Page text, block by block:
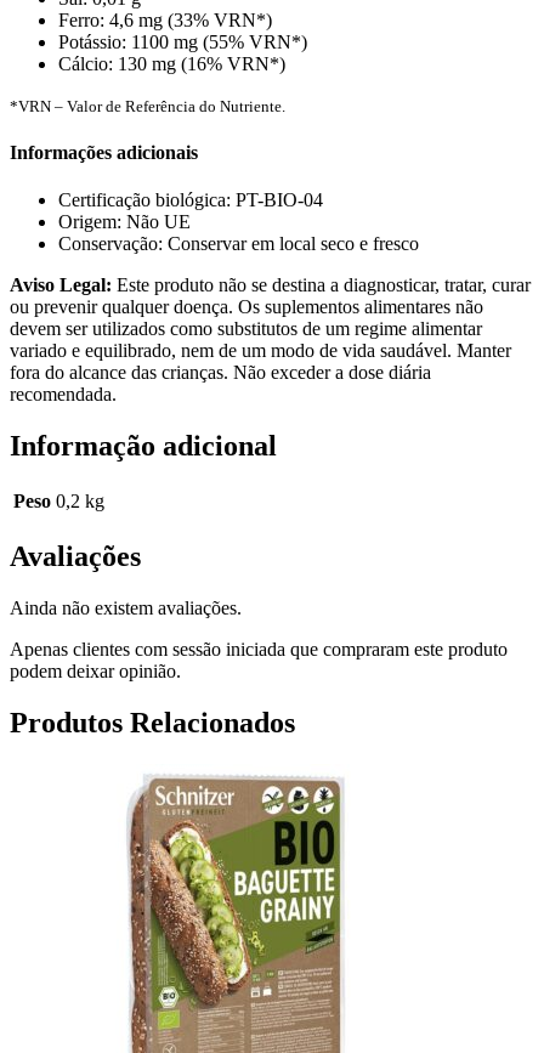
Ferro: 4,6 mg (33% VRN*)
Potássio: 1100 mg (55% VRN*)
Cálcio: 130 mg (16% VRN*)
*VRN – Valor de Referência do Nutriente.
Informações adicionais
Certificação biológica: PT-BIO-04
Origem: Não UE
Conservação: Conservar em local seco e fresco
Aviso Legal: Este produto não se destina a diagnosticar, tratar, curar
ou prevenir qualquer doença. Os suplementos alimentares não
devem ser utilizados como substitutos de um regime alimentar
variado e equilibrado, nem de um modo de vida saudável. Manter
fora do alcance das crianças. Não exceder a dose diária
recomendada.
Informação adicional
Peso 0,2 kg
Avaliações
Ainda não existem avaliações.
Apenas clientes com sessão iniciada que compraram este produto
podem deixar opinião.
Produtos Relacionados